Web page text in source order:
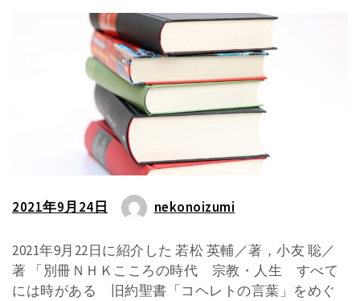
2021年9月24日 nekonoizumi
2021年9月22日に紹介した 若松 英輔／著，小友 聡／
著 「別冊ＮＨＫこころの時代 宗教・人生 すべて
には時がある 旧約聖書「コヘレトの言葉」をめぐ